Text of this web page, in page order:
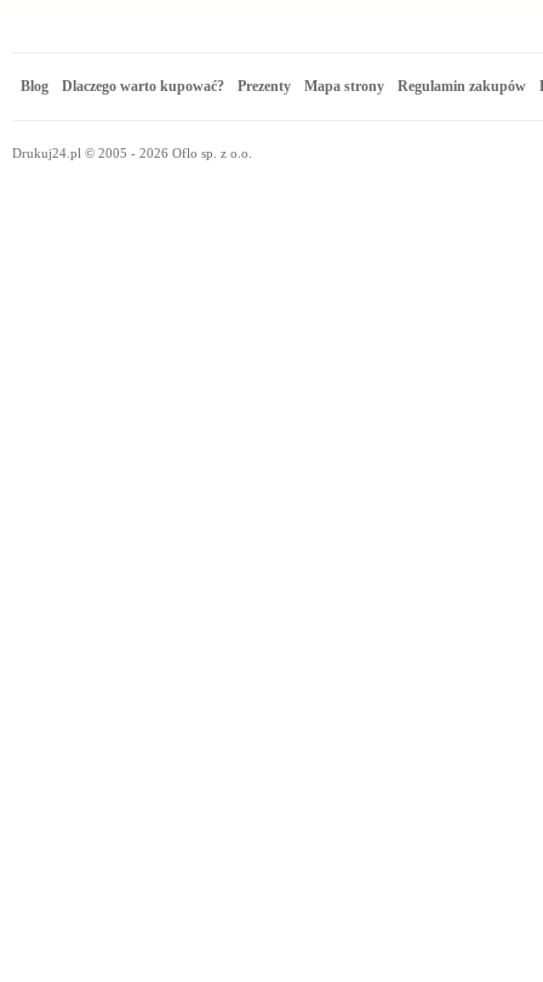
Blog Dlaczego warto kupować? Prezenty Mapa strony Regulamin zakupów
Drukuj24.pl © 2005 - 2026 Oflo sp. z o.o.